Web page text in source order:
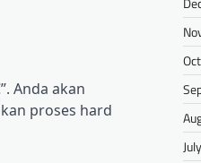
Andа аkаn
proses hard